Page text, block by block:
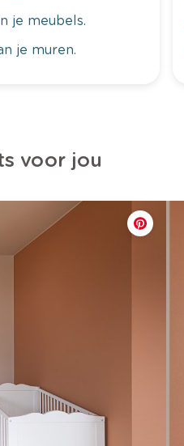
je meubels.
je muren.
voor jou